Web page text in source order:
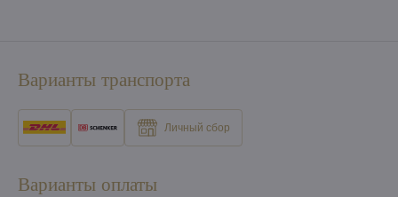
Варианты транспорта
Личный сбор
Варианты оплаты